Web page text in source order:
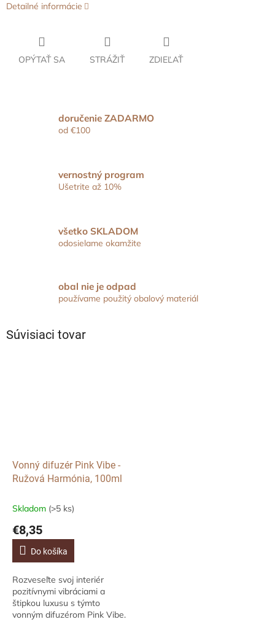
Detailné informácie
OPÝTAŤ SA STRÁŽIŤ ZDIEĽAŤ
doručenie ZADARMO
od €100
vernostný program
Ušetrite až 10%
všetko SKLADOM
odosielame okamžite
obal nie je odpad
používame použitý obalový materiál
Súvisiaci tovar
Vonný difuzér Pink Vibe -
Ružová Harmónia, 100ml
Skladom (>5 ks)
€8,35
Do košíka
Rozveseľte svoj interiér
pozitívnymi vibráciami a
štipkou luxusu s týmto
vonným difuzérom Pink Vibe.